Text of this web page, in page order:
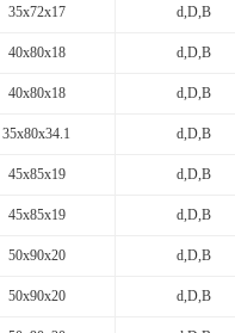
35x72x17 d,D,B
40x80x18 d,D,B
40x80x18 d,D,B
35x80x34.1 d,D,B
45x85x19 d,D,B
45x85x19 d,D,B
50x90x20 d,D,B
50x90x20 d,D,B